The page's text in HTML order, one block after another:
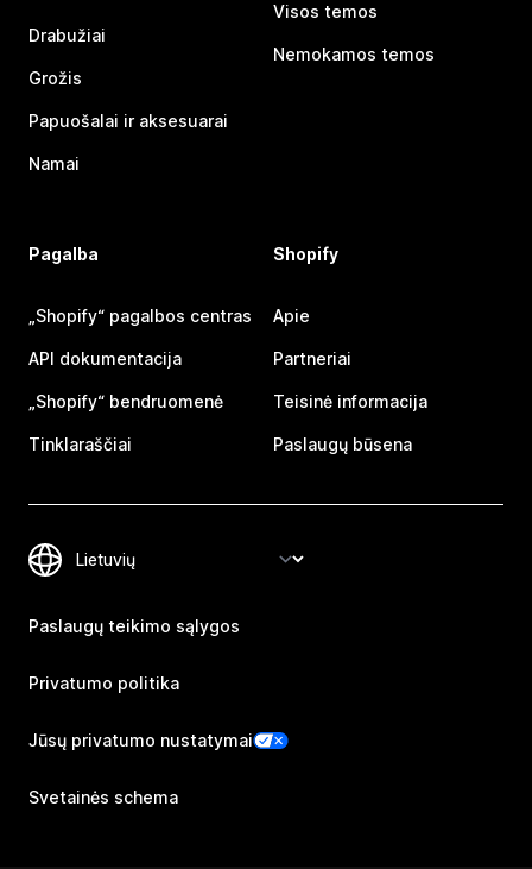
Drabužiai
Grožis
Papuošalai ir aksesuarai
Namai
Visos temos
Nemokamos temos
Pagalba
„Shopify“ pagalbos centras
API dokumentacija
„Shopify“ bendruomenė
Tinklaraščiai
Shopify
Apie
Partneriai
Teisinė informacija
Paslaugų būsena
Paslaugų teikimo sąlygos
Privatumo politika
Jūsų privatumo nustatymai
Svetainės schema